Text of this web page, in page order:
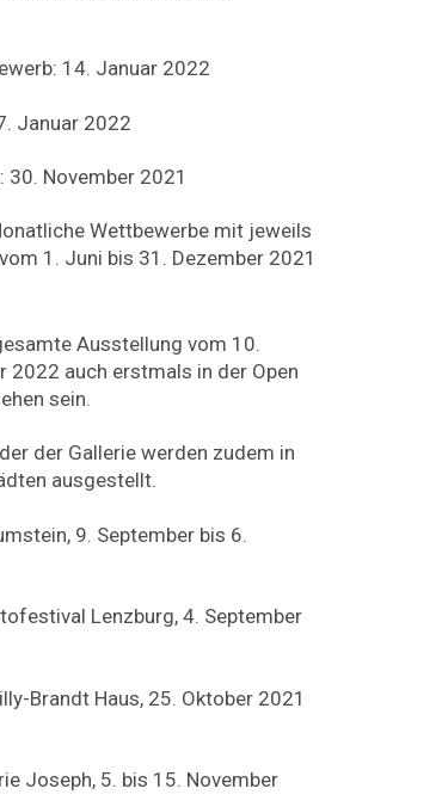
14. Januar 2022
Januar 2022
November 2021
Wettbewerbe mit jeweils
1. Juni bis 31. Dezember 2021
Ausstellung vom 10.
2022 auch erstmals in der Open
sein.
der Gallerie werden zudem in
ausgestellt.
9. September bis 6.
Lenzburg, 4. September
Brandt Haus, 25. Oktober 2021
Joseph, 5. bis 15. November